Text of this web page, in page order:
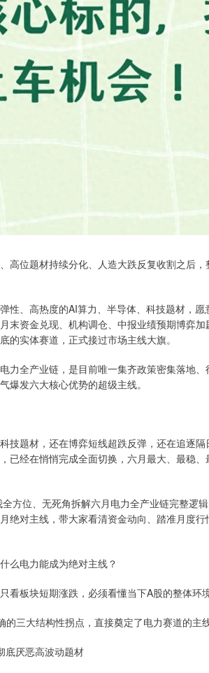
高位题材持续分化、人造大跌反复收割之后
性、高热度的AI算力、半导体、科技题材，
末资金兑现、机构调仓、中报业绩预期博弈
的实体赛道，正式接过市场主线大旗。
力全产业链，是目前唯一集齐政策密集落地
爆发六大核心优势的超级主线。
技题材，还在博弈短线超跌反弹，还在追逐隔
已经在悄悄完成全面切换，六月最大、最稳
方位、无死角拆解六月电力全产业链完整逻
绝对主线，带大家看清资金动向、踏准月度
么电力能成为绝对主线？
看板块短期涨跌，必须看懂当下A股的整体环
三大结构性拐点，直接奠定了电力赛道的主线
底厌恶高波动题材